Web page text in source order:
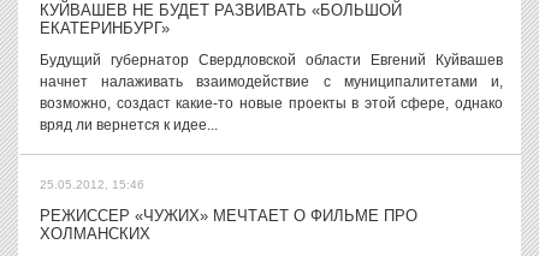
КУЙВАШЕВ НЕ БУДЕТ РАЗВИВАТЬ «БОЛЬШОЙ
ЕКАТЕРИНБУРГ»
Будущий губернатор Свердловской области Евгений Куйвашев
начнет налаживать взаимодействие с муниципалитетами и,
возможно, создаст какие-то новые проекты в этой сфере, однако
вряд ли вернется к идее...
25.05.2012, 15:46
РЕЖИССЕР «ЧУЖИХ» МЕЧТАЕТ О ФИЛЬМЕ ПРО
ХОЛМАНСКИХ